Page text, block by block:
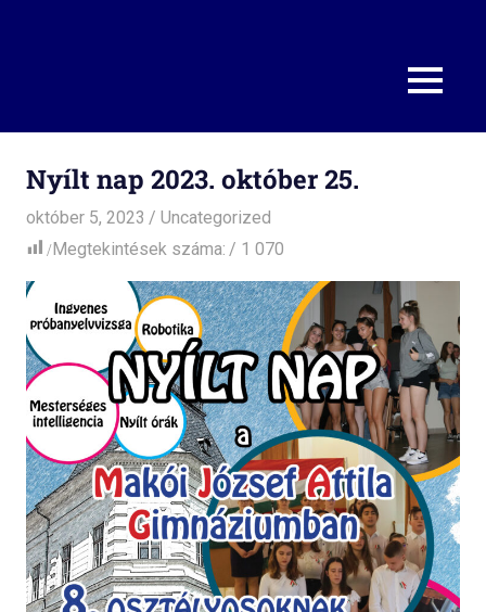
MENU
Nyílt nap 2023. október 25.
október 5, 2023 admin
Uncategorized
Megtekintések száma:
1 070